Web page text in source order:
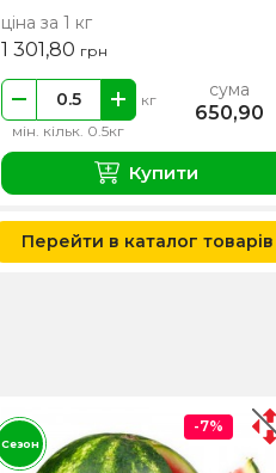
ціна за 1 кг
1 301,80 грн
мін. кільк. 0.5кг
кг сума
650,90
Купити
Перейти в каталог товарів
-7%
Сезон